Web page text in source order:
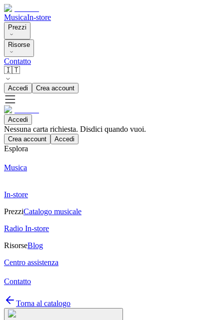
MusicaIn-store
Prezzi
Risorse
Contatto
🇮🇹
Accedi Crea account
Accedi
Nessuna carta richiesta. Disdici quando vuoi.
Crea account Accedi
Esplora
Musica
In-store
PrezziCatalogo musicale
Radio In-store
RisorseBlog
Centro assistenza
Contatto
Torna al catalogo